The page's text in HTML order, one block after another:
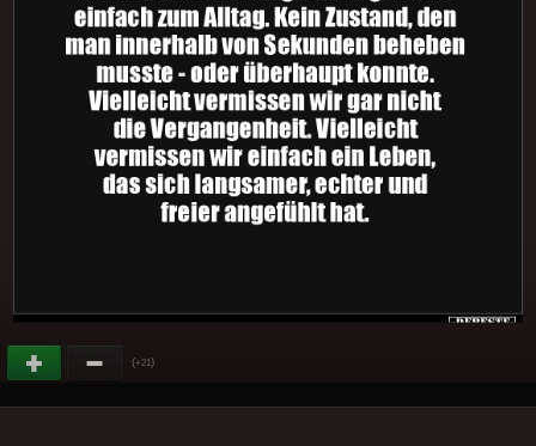
(+21)